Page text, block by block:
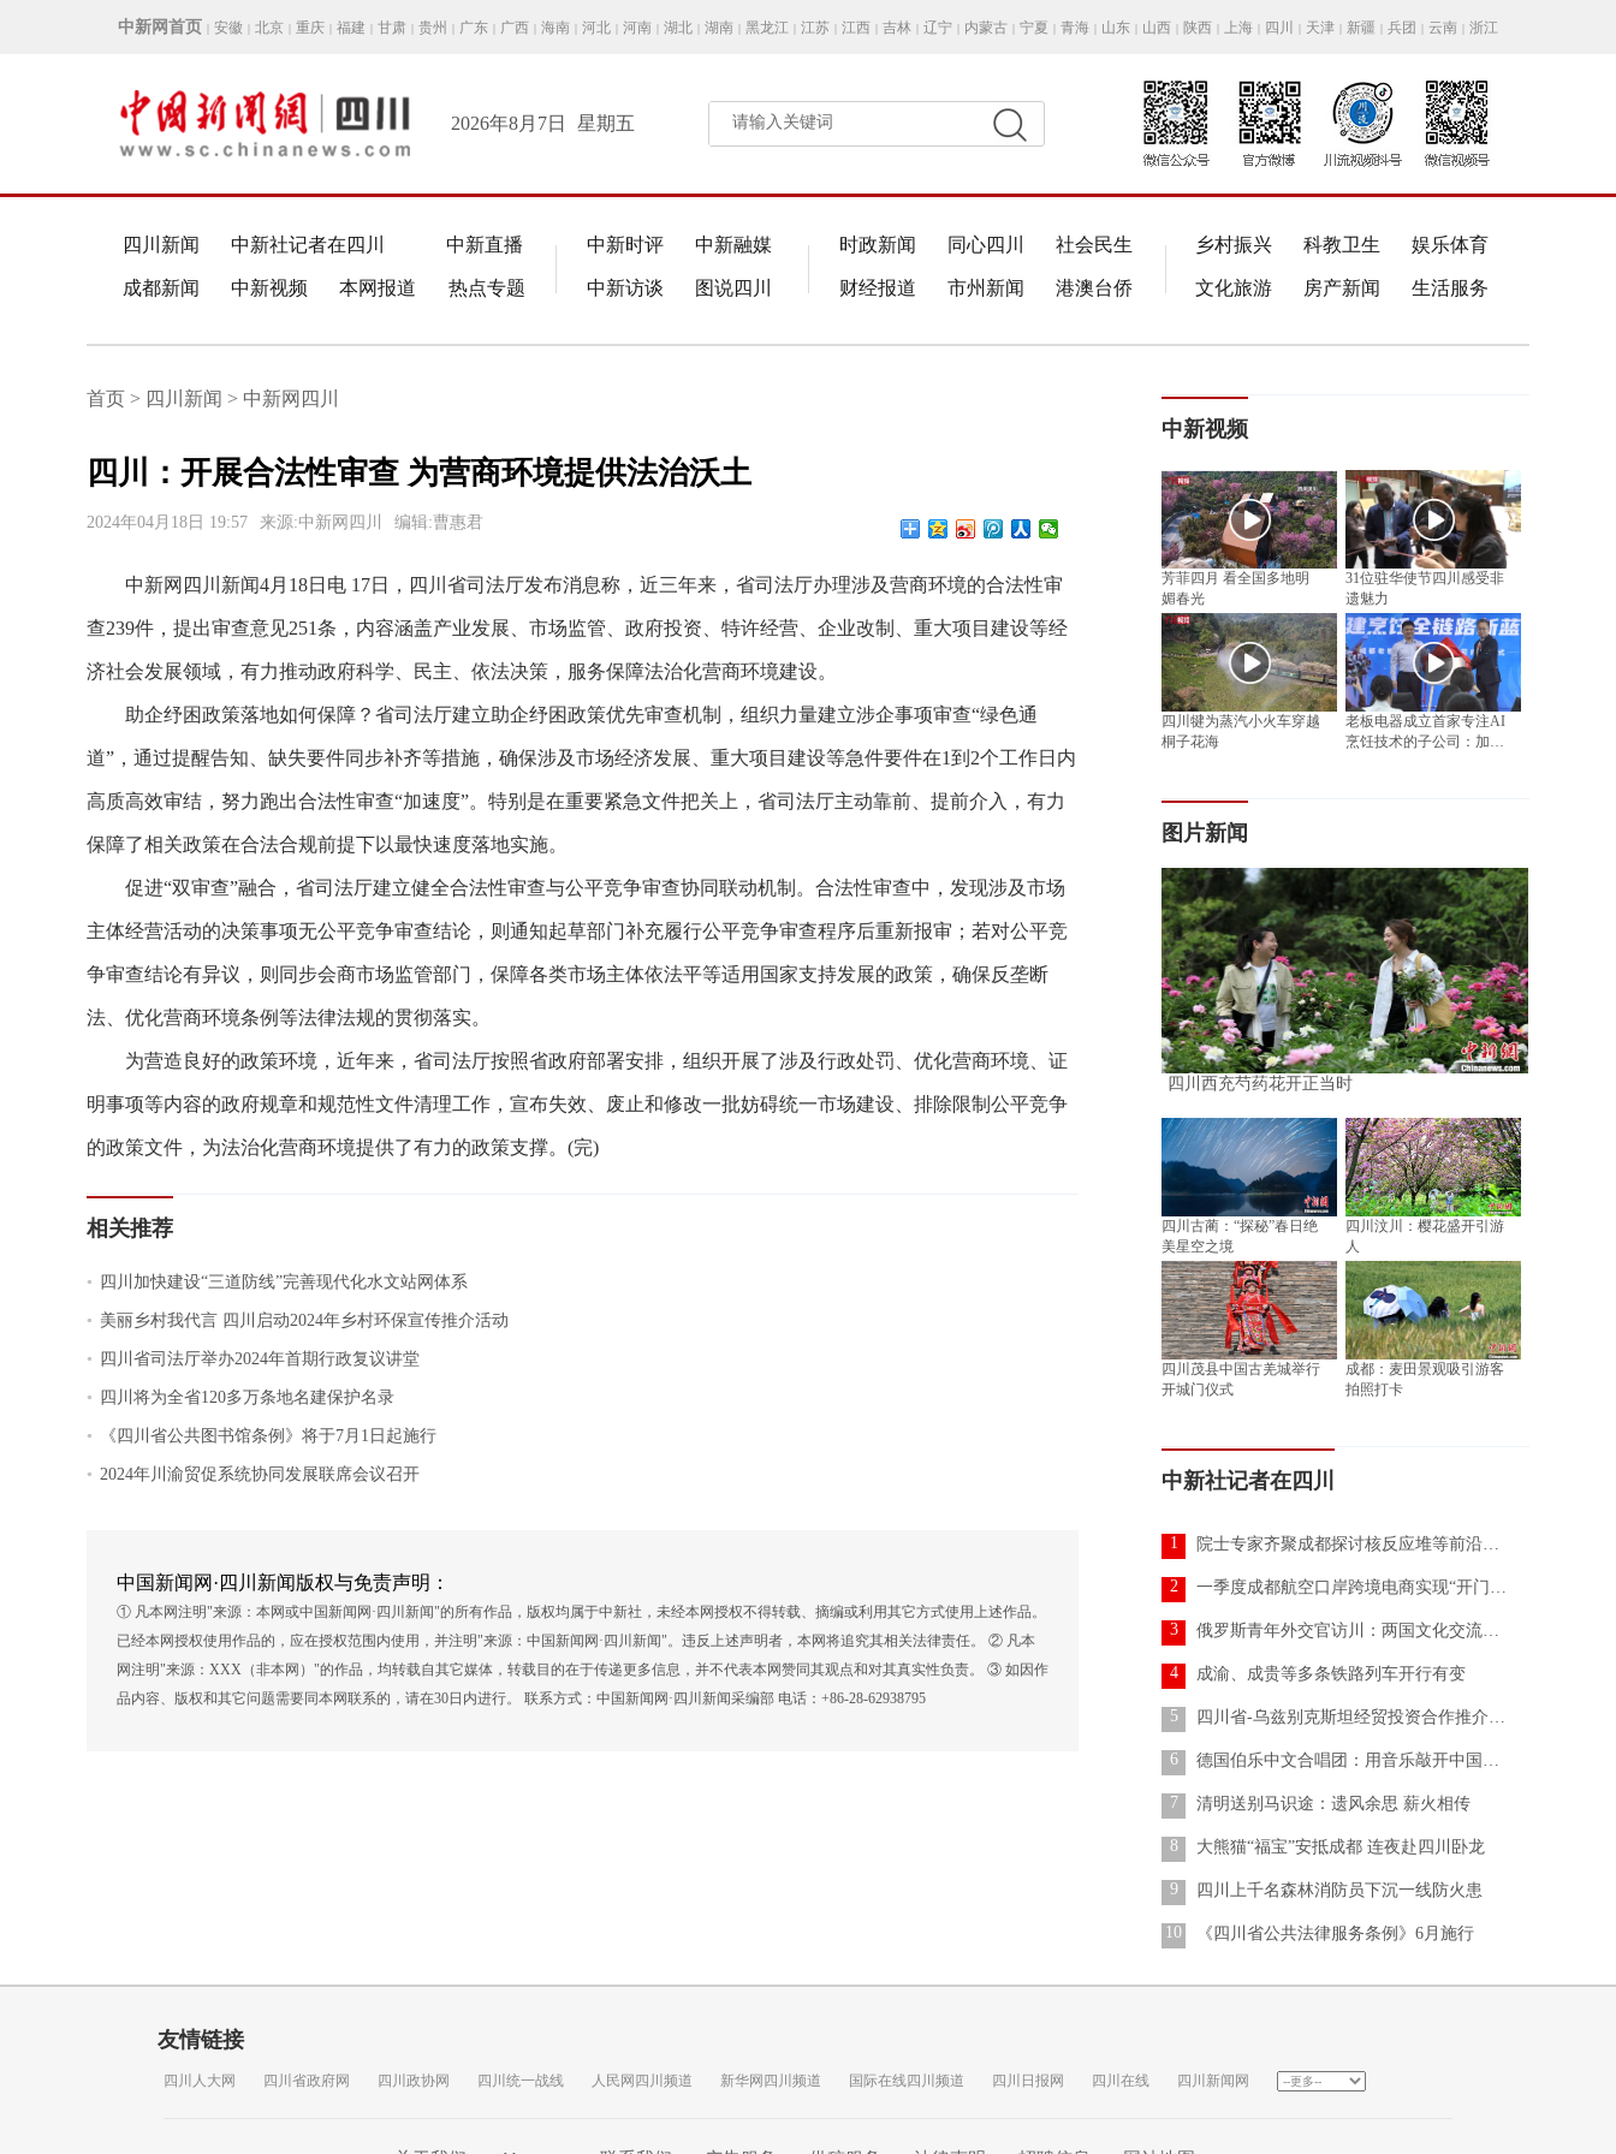
中新网首页 | 安徽 | 北京 | 重庆 | 福建 | 甘肃 | 贵州 | 广东 | 广西 | 海南 | 河北 | 河南 | 湖北 | 湖南 | 黑龙江 | 江苏 | 江西 | 吉林 | 辽宁 | 内蒙古 | 宁夏 | 青海 | 山东 | 山西 | 陕西 | 上海 | 四川 | 天津 | 新疆 | 兵团 | 云南 | 浙江
2026年8月7日 星期五 请输入关键词
四川新闻 中新社记者在四川 中新直播
成都新闻 中新视频 本网报道 热点专题
中新时评 中新融媒
中新访谈 图说四川
时政新闻 同心四川 社会民生
财经报道 市州新闻 港澳台侨
乡村振兴 科教卫生 娱乐体育
文化旅游 房产新闻 生活服务
首页 > 四川新闻 > 中新网四川
四川：开展合法性审查 为营商环境提供法治沃土
2024年04月18日 19:57 来源:中新网四川 编辑:曹惠君
中新网四川新闻4月18日电 17日，四川省司法厅发布消息称，近三年来，省司法厅办理涉及营商环境的合法性审
查239件，提出审查意见251条，内容涵盖产业发展、市场监管、政府投资、特许经营、企业改制、重大项目建设等经
济社会发展领域，有力推动政府科学、民主、依法决策，服务保障法治化营商环境建设。
助企纾困政策落地如何保障？省司法厅建立助企纾困政策优先审查机制，组织力量建立涉企事项审查“绿色通
道”，通过提醒告知、缺失要件同步补齐等措施，确保涉及市场经济发展、重大项目建设等急件要件在1到2个工作日内
高质高效审结，努力跑出合法性审查“加速度”。特别是在重要紧急文件把关上，省司法厅主动靠前、提前介入，有力
保障了相关政策在合法合规前提下以最快速度落地实施。
促进“双审查”融合，省司法厅建立健全合法性审查与公平竞争审查协同联动机制。合法性审查中，发现涉及市场
主体经营活动的决策事项无公平竞争审查结论，则通知起草部门补充履行公平竞争审查程序后重新报审；若对公平竞
争审查结论有异议，则同步会商市场监管部门，保障各类市场主体依法平等适用国家支持发展的政策，确保反垄断
法、优化营商环境条例等法律法规的贯彻落实。
为营造良好的政策环境，近年来，省司法厅按照省政府部署安排，组织开展了涉及行政处罚、优化营商环境、证
明事项等内容的政府规章和规范性文件清理工作，宣布失效、废止和修改一批妨碍统一市场建设、排除限制公平竞争
的政策文件，为法治化营商环境提供了有力的政策支撑。(完)
相关推荐
. 四川加快建设“三道防线”完善现代化水文站网体系
. 美丽乡村我代言 四川启动2024年乡村环保宣传推介活动
. 四川省司法厅举办2024年首期行政复议讲堂
. 四川将为全省120多万条地名建保护名录
. 《四川省公共图书馆条例》将于7月1日起施行
. 2024年川渝贸促系统协同发展联席会议召开
中国新闻网·四川新闻版权与免责声明：
① 凡本网注明"来源：本网或中国新闻网·四川新闻"的所有作品，版权均属于中新社，未经本网授权不得转载、摘编或利用其它方式使用上述作品。
已经本网授权使用作品的，应在授权范围内使用，并注明"来源：中国新闻网·四川新闻"。违反上述声明者，本网将追究其相关法律责任。 ② 凡本
网注明"来源：XXX（非本网）"的作品，均转载自其它媒体，转载目的在于传递更多信息，并不代表本网赞同其观点和对其真实性负责。 ③ 如因作
品内容、版权和其它问题需要同本网联系的，请在30日内进行。 联系方式：中国新闻网·四川新闻采编部 电话：+86-28-62938795
中新视频
芳菲四月 看全国多地明
媚春光
31位驻华使节四川感受非
遗魅力
四川犍为蒸汽小火车穿越
桐子花海
老板电器成立首家专注AI
烹饪技术的子公司：加速
图片新闻
四川西充芍药花开正当时
四川古蔺：“探秘”春日绝
美星空之境
四川汶川：樱花盛开引游
人
四川茂县中国古羌城举行
开城门仪式
成都：麦田景观吸引游客
拍照打卡
中新社记者在四川
1 院士专家齐聚成都探讨核反应堆等前沿科技创新
2 一季度成都航空口岸跨境电商实现“开门红”
3 俄罗斯青年外交官访川：两国文化交流至关重要
4 成渝、成贵等多条铁路列车开行有变
5 四川省-乌兹别克斯坦经贸投资合作推介会在蓉举行
6 德国伯乐中文合唱团：用音乐敲开中国文化大门
7 清明送别马识途：遗风余思 薪火相传
8 大熊猫“福宝”安抵成都 连夜赴四川卧龙
9 四川上千名森林消防员下沉一线防火患
10 《四川省公共法律服务条例》6月施行
友情链接
四川人大网 四川省政府网 四川政协网 四川统一战线 人民网四川频道 新华网四川频道 国际在线四川频道 四川日报网 四川在线 四川新闻网